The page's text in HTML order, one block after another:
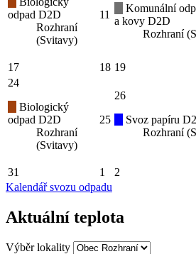
odpad D2D
Rozhraní
(Svitavy)
11
Komunální
a kovy D2D
Rozhraní
17 18 19
24
Biologický
odpad D2D
Rozhraní
(Svitavy)
25
26
Svoz papíru
Rozhraní
31 1 2
Kalendář svozu odpadu
Aktuální teplota
Výběr lokality